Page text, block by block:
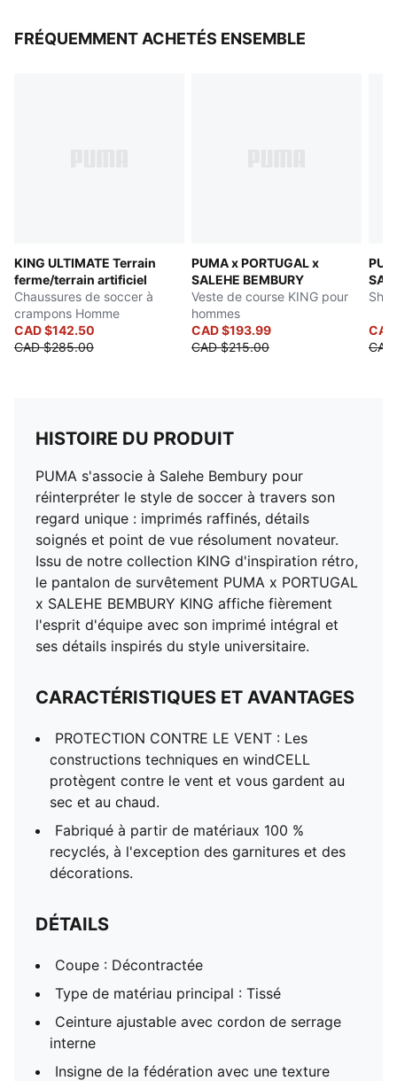
FRÉQUEMMENT ACHETÉS ENSEMBLE
KING ULTIMATE Terrain
ferme/terrain artificiel
Chaussures de soccer à
crampons Homme
CAD $142.50
CAD $285.00
PUMA x PORTUGAL x
SALEHE BEMBURY
Veste de course KING pour
hommes
CAD $193.99
CAD $215.00
HISTOIRE DU PRODUIT
PUMA s'associe à Salehe Bembury pour
réinterpréter le style de soccer à travers son
regard unique : imprimés raffinés, détails
soignés et point de vue résolument novateur.
Issu de notre collection KING d'inspiration rétro,
le pantalon de survêtement PUMA x PORTUGAL
x SALEHE BEMBURY KING affiche fièrement
l'esprit d'équipe avec son imprimé intégral et
ses détails inspirés du style universitaire.
CARACTÉRISTIQUES ET AVANTAGES
PROTECTION CONTRE LE VENT : Les
constructions techniques en windCELL
protègent contre le vent et vous gardent au
sec et au chaud.
Fabriqué à partir de matériaux 100 %
recyclés, à l'exception des garnitures et des
décorations.
DÉTAILS
Coupe : Décontractée
Type de matériau principal : Tissé
Ceinture ajustable avec cordon de serrage
interne
Insigne de la fédération avec une texture